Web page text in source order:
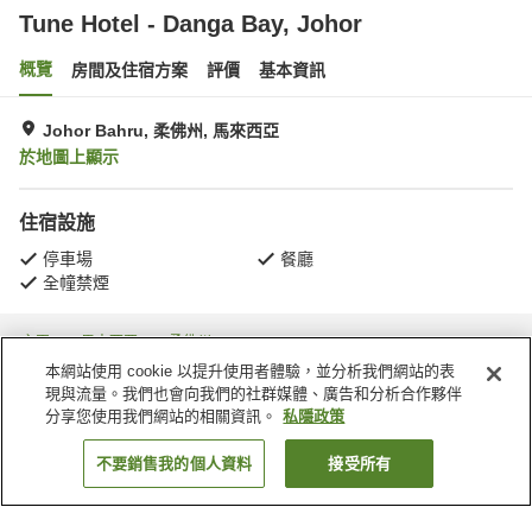
Tune Hotel - Danga Bay, Johor
概覽 房間及住宿方案 評價 基本資訊
Johor Bahru, 柔佛州, 馬來西亞
於地圖上顯示
住宿設施
停車場
餐廳
全幢禁煙
主頁 馬來西亞 柔佛州
Johor Bahru
Tune Hotel - Danga Bay, Johor
找客房
本網站使用 cookie 以提升使用者體驗，並分析我們網站的表
現與流量。我們也會向我們的社群媒體、廣告和分析合作夥伴
分享您使用我們網站的相關資訊。
私隱政策
不要銷售我的個人資料 接受所有